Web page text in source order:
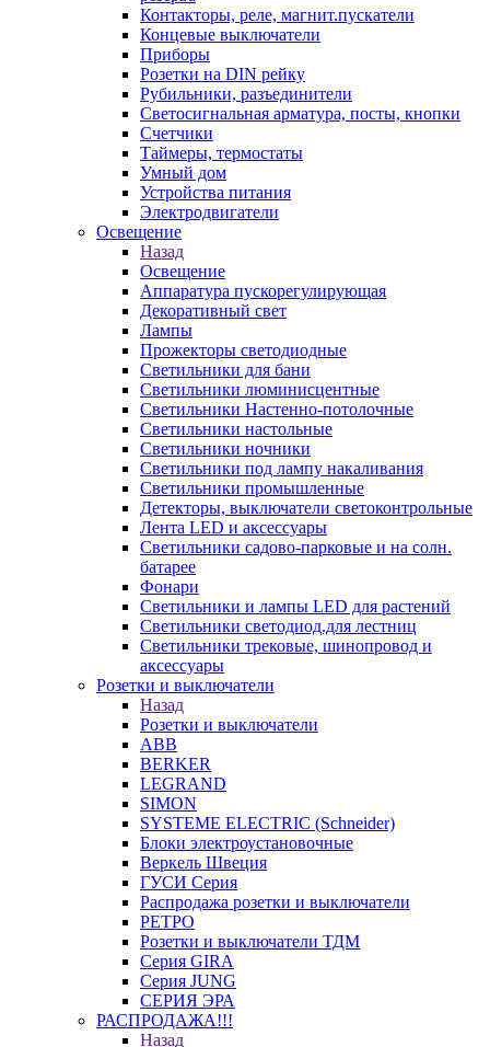
Контакторы, реле, магнит.пускатели
Концевые выключатели
Приборы
Розетки на DIN рейку
Рубильники, разъединители
Светосигнальная арматура, посты, кнопки
Счетчики
Таймеры, термостаты
Умный дом
Устройства питания
Электродвигатели
Освещение
Назад
Освещение
Аппаратура пускорегулирующая
Декоративный свет
Лампы
Прожекторы светодиодные
Светильники для бани
Светильники люминисцентные
Светильники Настенно-потолочные
Светильники настольные
Светильники ночники
Светильники под лампу накаливания
Светильники промышленные
Детекторы, выключатели светоконтрольные
Лента LED и аксессуары
Светильники садово-парковые и на солн.
батарее
Фонари
Светильники и лампы LED для растений
Светильники светодиод.для лестниц
Светильники трековые, шинопровод и
аксессуары
Розетки и выключатели
Назад
Розетки и выключатели
ABB
BERKER
LEGRAND
SIMON
SYSTEME ELECTRIC (Schneider)
Блоки электроустановочные
Веркель Швеция
ГУСИ Серия
Распродажа розетки и выключатели
РЕТРО
Розетки и выключатели ТДМ
Серия GIRA
Серия JUNG
СЕРИЯ ЭРА
РАСПРОДАЖА!!!
Назад